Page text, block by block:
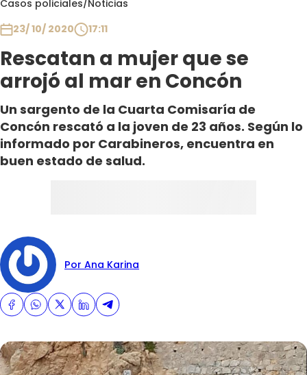
Casos policiales/Noticias
23/ 10/ 2020
17:11
Rescatan a mujer que se
arrojó al mar en Concón
Un sargento de la Cuarta Comisaría de
Concón rescató a la joven de 23 años. Según lo
informado por Carabineros, encuentra en
buen estado de salud.
Por Ana Karina
Club De La Comedia
Contigo en Directo
Plan Perfecto
El Tiempo
Sabingo
Todos Los Programas